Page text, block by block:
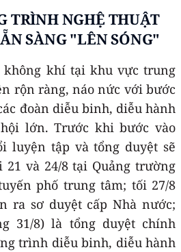
TRÌNH NGHỆ THUẬT
SÀNG "LÊN SÓNG"
không khí tại khu vực trung
rộn ràng, náo nức với bước
đoàn diễu binh, diễu hành
lớn. Trước khi bước vào
luyện tập và tổng duyệt sẽ
21 và 24/8 tại Quảng trường
phố trung tâm; tối 27/8
ra sơ duyệt cấp Nhà nước;
31/8) là tổng duyệt chính
trình diễu binh, diễu hành